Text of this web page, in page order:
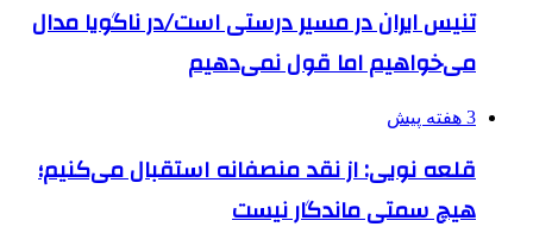
تنیس ایران در مسیر درستی است/در ناگویا مدال
می‌خواهیم اما قول نمی‌دهیم
3 هفته پیش
قلعه نویی: از نقد منصفانه استقبال می‌کنیم؛
هیچ سمتی ماندگار نیست